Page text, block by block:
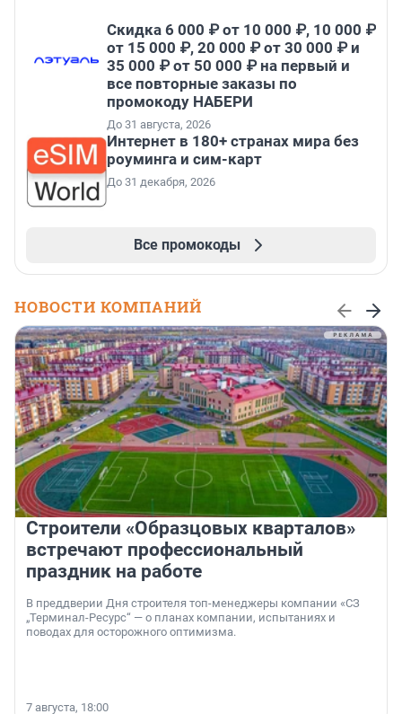
Скидка 6 000 ₽ от 10 000 ₽, 10 000 ₽
от 15 000 ₽, 20 000 ₽ от 30 000 ₽ и
35 000 ₽ от 50 000 ₽ на первый и
все повторные заказы по
промокоду НАБЕРИ
До 31 августа, 2026
Интернет в 180+ странах мира без
роуминга и сим-карт
До 31 декабря, 2026
Все промокоды
НОВОСТИ КОМПАНИЙ
Строители «Образцовых кварталов»
встречают профессиональный
праздник на работе
В преддверии Дня строителя топ-менеджеры компании «СЗ
„Терминал-Ресурс“ — о планах компании, испытаниях и
поводах для осторожного оптимизма.
7 августа, 18:00